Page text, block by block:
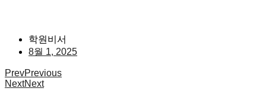
학원비서
8월 1, 2025
PrevPrevious
NextNext